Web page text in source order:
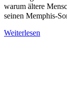
warum ältere
seinen Memphis-
Weiterlesen